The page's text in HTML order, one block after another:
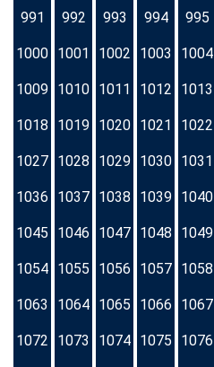
991 992 993 994 995
1000 1001 1002 1003 1004
1009 1010 1011 1012 1013
1018 1019 1020 1021 1022
1027 1028 1029 1030 1031
1036 1037 1038 1039 1040
1045 1046 1047 1048 1049
1054 1055 1056 1057 1058
1063 1064 1065 1066 1067
1072 1073 1074 1075 1076